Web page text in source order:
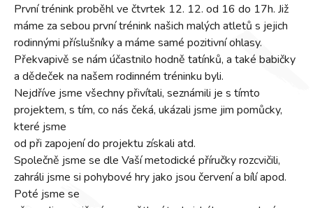
První trénink proběhl ve čtvrtek 12. 12. od 16 do 17h. Již
máme za sebou první trénink našich malých atletů s jejich
rodinnými příslušníky a máme samé pozitivní ohlasy.
Překvapivě se nám účastnilo hodně tatínků, a také babičky
a dědeček na našem rodinném tréninku byli.
Nejdříve jsme všechny přivítali, seznámili je s tímto
projektem, s tím, co nás čeká, ukázali jsme jim pomůcky,
které jsme
od při zapojení do projektu získali atd.
Společně jsme se dle Vaší metodické příručky rozcvičili,
zahráli jsme si pohybové hry jako jsou červení a bílí apod.
Poté jsme se